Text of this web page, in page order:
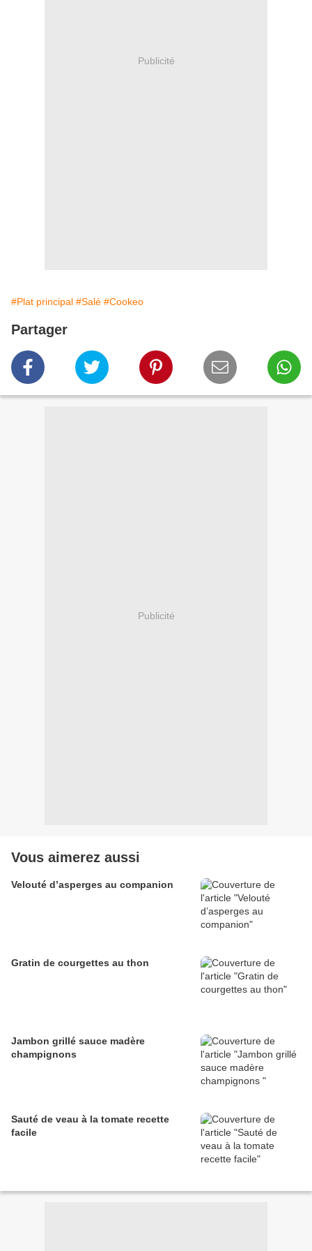
Publicité
#Plat principal #Salé #Cookeo
Partager
Publicité
Vous aimerez aussi
Velouté d’asperges au companion
Gratin de courgettes au thon
Jambon grillé sauce madère
champignons
Sauté de veau à la tomate recette
facile